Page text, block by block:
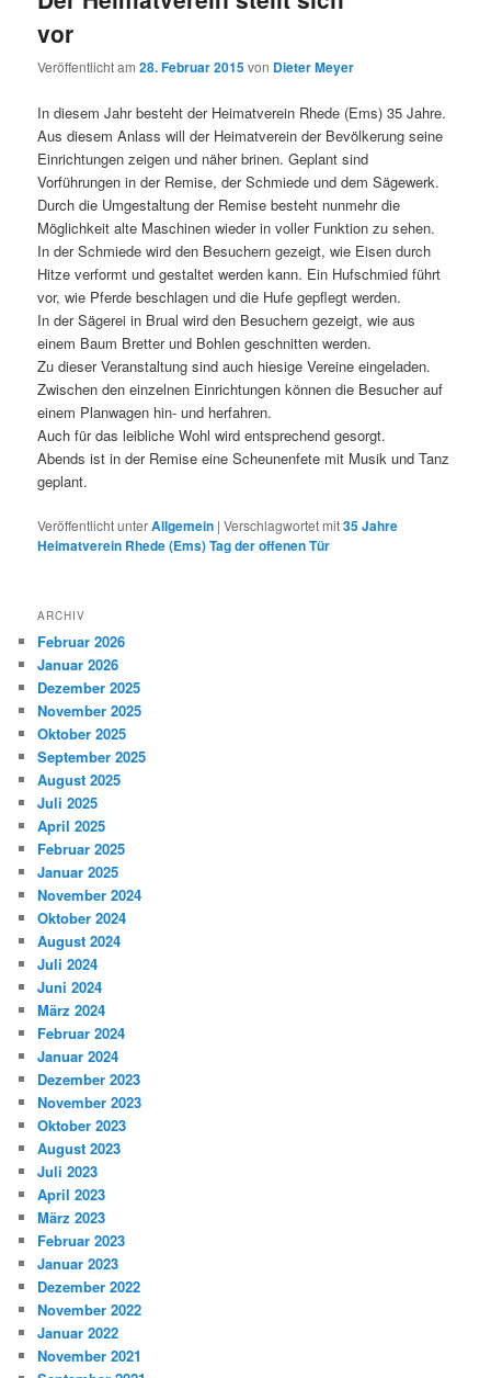
vor
Veröffentlicht am28. Februar 2015von Dieter Meyer
In diesem Jahr besteht der Heimatverein Rhede (Ems) 35 Jahre.
Aus diesem Anlass will der Heimatverein der Bevölkerung seine
Einrichtungen zeigen und näher brinen. Geplant sind
Vorführungen in der Remise, der Schmiede und dem Sägewerk.
Durch die Umgestaltung der Remise besteht nunmehr die
Möglichkeit alte Maschinen wieder in voller Funktion zu sehen.
In der Schmiede wird den Besuchern gezeigt, wie Eisen durch
Hitze verformt und gestaltet werden kann. Ein Hufschmied führt
vor, wie Pferde beschlagen und die Hufe gepflegt werden.
In der Sägerei in Brual wird den Besuchern gezeigt, wie aus
einem Baum Bretter und Bohlen geschnitten werden.
Zu dieser Veranstaltung sind auch hiesige Vereine eingeladen.
Zwischen den einzelnen Einrichtungen können die Besucher auf
einem Planwagen hin- und herfahren.
Auch für das leibliche Wohl wird entsprechend gesorgt.
Abends ist in der Remise eine Scheunenfete mit Musik und Tanz
geplant.
Veröffentlicht unterAllgemein |Verschlagwortet mit35 Jahre
Heimatverein Rhede (Ems) Tag der offenen Tür
ARCHIV
Februar 2026
Januar 2026
Dezember 2025
November 2025
Oktober 2025
September 2025
August 2025
Juli 2025
April 2025
Februar 2025
Januar 2025
November 2024
Oktober 2024
August 2024
Juli 2024
Juni 2024
März 2024
Februar 2024
Januar 2024
Dezember 2023
November 2023
Oktober 2023
August 2023
Juli 2023
April 2023
März 2023
Februar 2023
Januar 2023
Dezember 2022
November 2022
Januar 2022
November 2021